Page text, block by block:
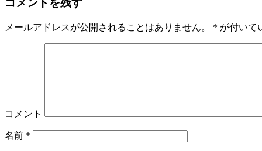
コメントを残す
メールアドレスが公開されることはありません。 * が付いて
コメント
名前 *